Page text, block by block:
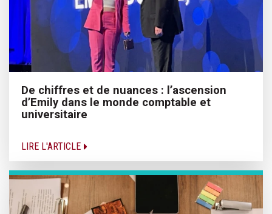
De chiffres et de nuances : l’ascension
d’Emily dans le monde comptable et
universitaire
LIRE L'ARTICLE